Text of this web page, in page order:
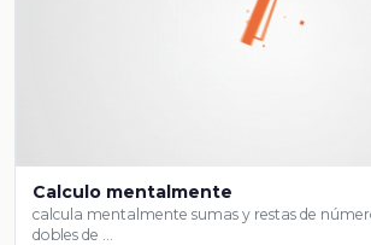
Calculo mentalmente
calcula mentalmente sumas y restas de
dobles de …